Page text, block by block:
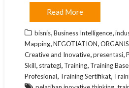
Read More
bisnis,Business Intelligence,
Mapping,NEGOTIATION,
Creative and Inovative,presentasi,
Skill, strategi, Training, Training
Profesional, Training Sertifikat,